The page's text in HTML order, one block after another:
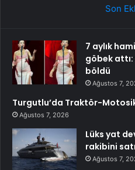
Son
7 aylık
göbek attı:
böldü
Ağustos 7,
Turgutlu’da Traktör-
Ağustos 7, 2026
Lüks yat
rakibini
Ağustos 7,